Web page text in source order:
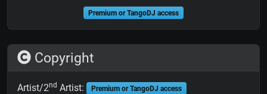
Premium or TangoDJ access
Copyright
Artist/2nd Artist: Premium or TangoDJ access